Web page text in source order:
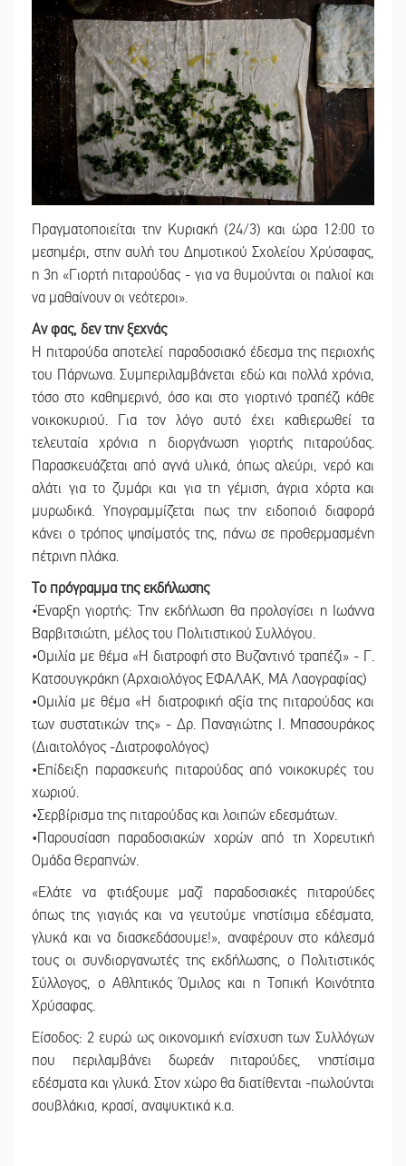
Πραγματοποιείται την Κυριακή (24/3) και ώρα 12:00 το
μεσημέρι, στην αυλή του Δημοτικού Σχολείου Χρύσαφας,
η 3η «Γιορτή πιταρούδας - για να θυμούνται οι παλιοί και
να μαθαίνουν οι νεότεροι».
Αν φας, δεν την ξεχνάς
Η πιταρούδα αποτελεί παραδοσιακό έδεσμα της περιοχής
του Πάρνωνα. Συμπεριλαμβάνεται εδώ και πολλά χρόνια,
τόσο στο καθημερινό, όσο και στο γιορτινό τραπέζι κάθε
νοικοκυριού. Για τον λόγο αυτό έχει καθιερωθεί τα
τελευταία χρόνια η διοργάνωση γιορτής πιταρούδας.
Παρασκευάζεται από αγνά υλικά, όπως αλεύρι, νερό και
αλάτι για το ζυμάρι και για τη γέμιση, άγρια χόρτα και
μυρωδικά. Υπογραμμίζεται πως την ειδοποιό διαφορά
κάνει ο τρόπος ψησίματός της, πάνω σε προθερμασμένη
πέτρινη πλάκα.
Το πρόγραμμα της εκδήλωσης
•Έναρξη γιορτής: Την εκδήλωση θα προλογίσει η Ιωάννα
Βαρβιτσιώτη, μέλος του Πολιτιστικού Συλλόγου.
•Ομιλία με θέμα «Η διατροφή στο Βυζαντινό τραπέζι» - Γ.
Κατσουγκράκη (Αρχαιολόγος ΕΦΑΛΑΚ, ΜΑ Λαογραφίας)
•Ομιλία με θέμα «Η διατροφική αξία της πιταρούδας και
των συστατικών της» - Δρ. Παναγιώτης Ι. Μπασουράκος
(Διαιτολόγος -Διατροφολόγος)
•Επίδειξη παρασκευής πιταρούδας από νοικοκυρές του
χωριού.
•Σερβίρισμα της πιταρούδας και λοιπών εδεσμάτων.
•Παρουσίαση παραδοσιακών χορών από τη Χορευτική
Ομάδα Θεραπνών.
«Ελάτε να φτιάξουμε μαζί παραδοσιακές πιταρούδες
όπως της γιαγιάς και να γευτούμε νηστίσιμα εδέσματα,
γλυκά και να διασκεδάσουμε!», αναφέρουν στο κάλεσμά
τους οι συνδιοργανωτές της εκδήλωσης, ο Πολιτιστικός
Σύλλογος, ο Αθλητικός Όμιλος και η Τοπική Κοινότητα
Χρύσαφας.
Είσοδος: 2 ευρώ ως οικονομική ενίσχυση των Συλλόγων
που περιλαμβάνει δωρεάν πιταρούδες, νηστίσιμα
εδέσματα και γλυκά. Στον χώρο θα διατίθενται -πωλούνται
σουβλάκια, κρασί, αναψυκτικά κ.α.